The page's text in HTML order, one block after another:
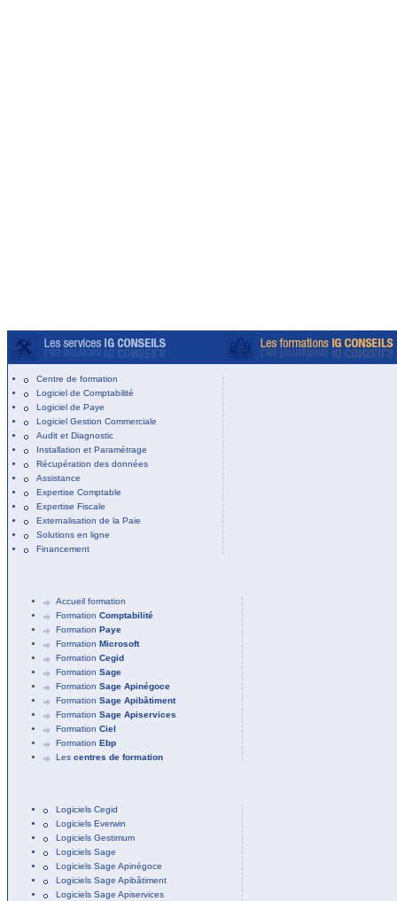
Centre de formation
Logiciel de Comptabilité
Logiciel de Paye
Logiciel Gestion Commerciale
Audit et Diagnostic
Installation et Paramétrage
Récupération des données
Assistance
Expertise Comptable
Expertise Fiscale
Externalisation de la Paie
Solutions en ligne
Financement
Accueil formation
Formation Comptabilité
Formation Paye
Formation Microsoft
Formation Cegid
Formation Sage
Formation Sage Apinégoce
Formation Sage Apibâtiment
Formation Sage Apiservices
Formation Ciel
Formation Ebp
Les centres de formation
Logiciels Cegid
Logiciels Everwin
Logiciels Gestimum
Logiciels Sage
Logiciels Sage Apinégoce
Logiciels Sage Apibâtiment
Logiciels Sage Apiservices